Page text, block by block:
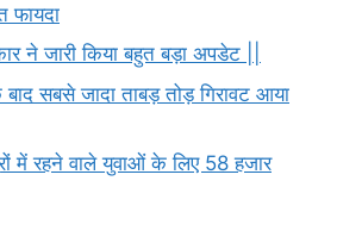
फायदा
ने जारी किया बहुत बड़ा अपडेट ||
सबसे जादा ताबड़ तोड़ गिरावट आया
में रहने वाले युवाओं के लिए 58 हजार